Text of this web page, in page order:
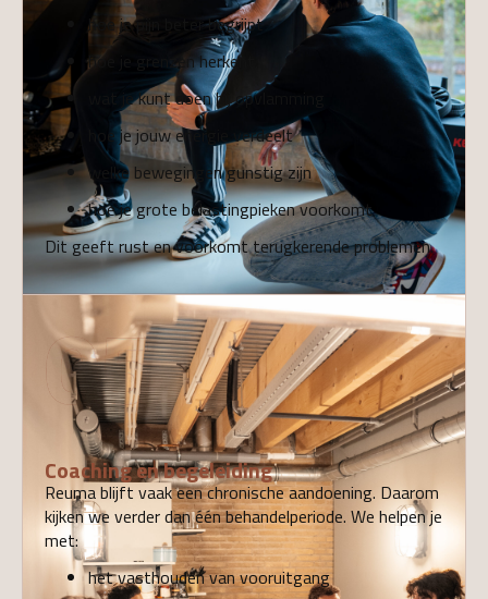
hoe je pijn beter begrijpt
hoe je grenzen herkent
wat je kunt doen bij opvlamming
hoe je jouw energie verdeelt
welke bewegingen gunstig zijn
hoe je grote belastingpieken voorkomt
Dit geeft rust en voorkomt terugkerende problemen.
05
Coaching en begeleiding
Reuma blijft vaak een chronische aandoening. Daarom
kijken we verder dan één behandelperiode. We helpen je
met:
het vasthouden van vooruitgang